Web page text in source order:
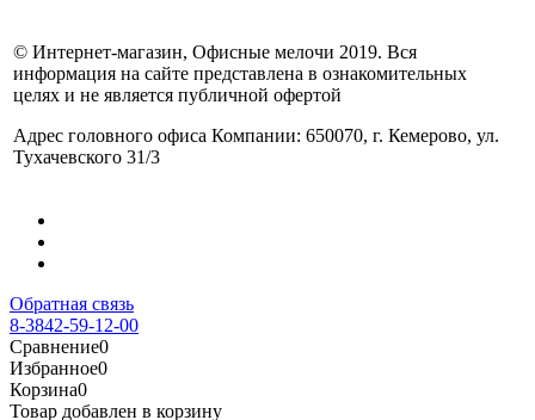
© Интернет-магазин, Офисные мелочи 2019. Вся
информация на сайте представлена в ознакомительных
целях и не является публичной офертой
Адрес головного офиса Компании: 650070, г. Кемерово, ул.
Тухачевского 31/3
Обратная связь
8-3842-59-12-00
Сравнение0
Избранное0
Корзина0
Товар добавлен в корзину